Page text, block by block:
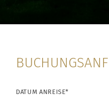
DATUM ANREISE*